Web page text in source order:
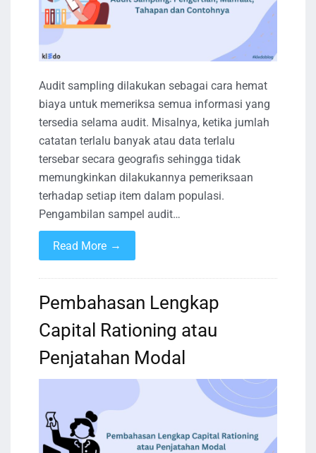
Audit sampling dilakukan sebagai cara hemat
biaya untuk memeriksa semua informasi yang
tersedia selama audit. Misalnya, ketika jumlah
catatan terlalu banyak atau data terlalu
tersebar secara geografis sehingga tidak
memungkinkan dilakukannya pemeriksaan
terhadap setiap item dalam populasi.
Pengambilan sampel audit…
Read More →
Pembahasan Lengkap
Capital Rationing atau
Penjatahan Modal